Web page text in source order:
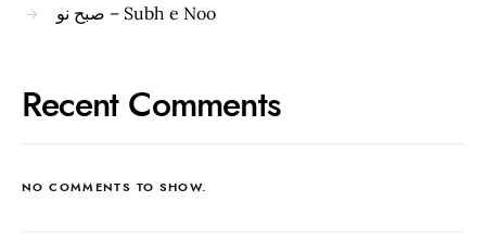
صبح نو – Subh e Noo
Recent Comments
NO COMMENTS TO SHOW.